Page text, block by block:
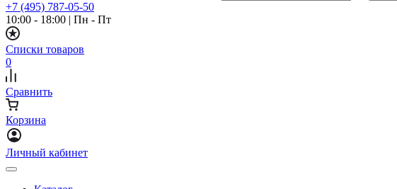
+7 (495) 787-05-50
10:00 - 18:00 | Пн - Пт
Списки товаров
0
Сравнить
Корзина
Личный кабинет